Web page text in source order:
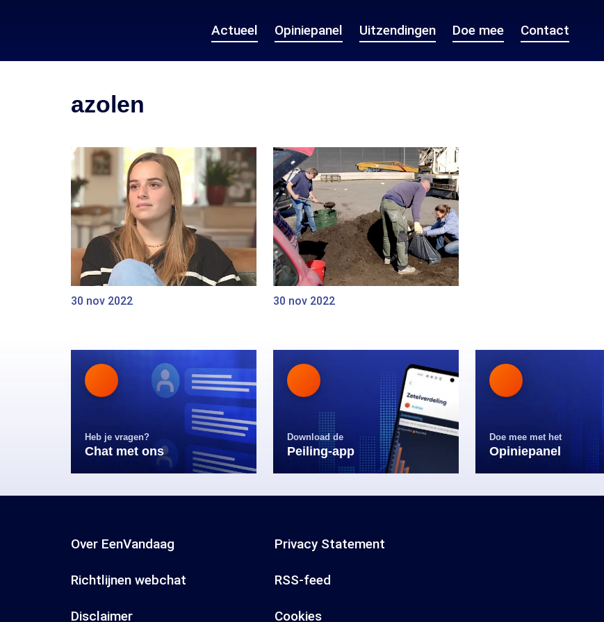
Actueel Opiniepanel Uitzendingen Doe mee Contact
azolen
30 nov 2022 30 nov 2022
Heb je vragen?
Chat met ons
Download de
Peiling-app
Doe mee met het
Opiniepanel
Over EenVandaag Privacy Statement
Richtlijnen webchat RSS-feed
Disclaimer Cookies